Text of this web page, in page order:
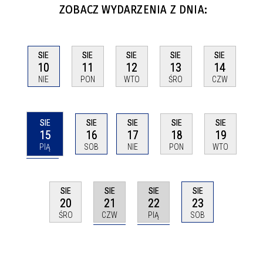
ZOBACZ WYDARZENIA Z DNIA:
SIE
10
NIE
SIE
11
PON
SIE
12
WTO
SIE
13
ŚRO
SIE
14
CZW
SIE
15
PIĄ
SIE
16
SOB
SIE
17
NIE
SIE
18
PON
SIE
19
WTO
SIE
20
ŚRO
SIE
21
CZW
SIE
22
PIĄ
SIE
23
SOB